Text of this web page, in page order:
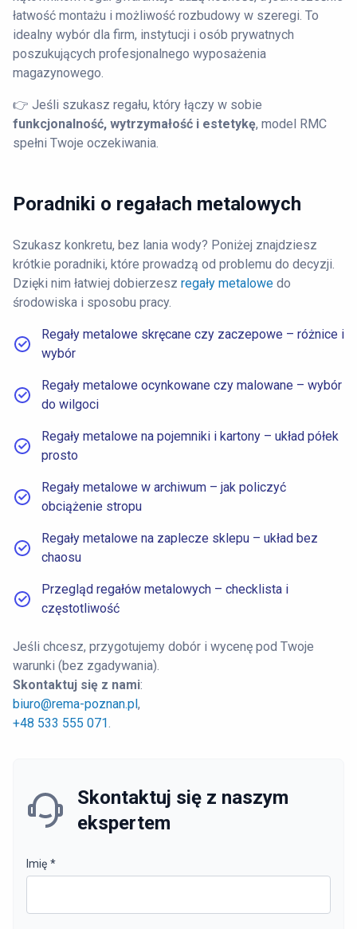
łatwość montażu i możliwość rozbudowy w szeregi. To
idealny wybór dla firm, instytucji i osób prywatnych
poszukujących profesjonalnego wyposażenia
magazynowego.
👉 Jeśli szukasz regału, który łączy w sobie
funkcjonalność, wytrzymałość i estetykę, model RMC
spełni Twoje oczekiwania.
Poradniki o regałach metalowych
Szukasz konkretu, bez lania wody? Poniżej znajdziesz
krótkie poradniki, które prowadzą od problemu do decyzji.
Dzięki nim łatwiej dobierzesz regały metalowe do
środowiska i sposobu pracy.
Regały metalowe skręcane czy zaczepowe – różnice i
wybór
Regały metalowe ocynkowane czy malowane – wybór
do wilgoci
Regały metalowe na pojemniki i kartony – układ półek
prosto
Regały metalowe w archiwum – jak policzyć
obciążenie stropu
Regały metalowe na zaplecze sklepu – układ bez
chaosu
Przegląd regałów metalowych – checklista i
częstotliwość
Jeśli chcesz, przygotujemy dobór i wycenę pod Twoje
warunki (bez zgadywania).
Skontaktuj się z nami:
biuro@rema-poznan.pl,
+48 533 555 071.
Skontaktuj się z naszym
ekspertem
Imię *